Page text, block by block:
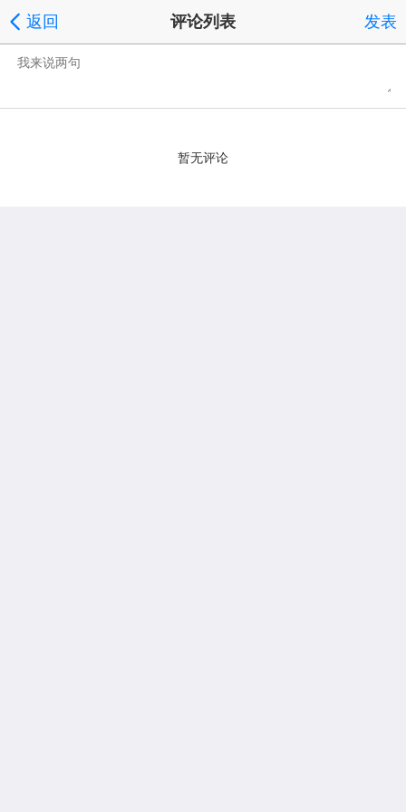
返回 评论列表 发表
暂无评论